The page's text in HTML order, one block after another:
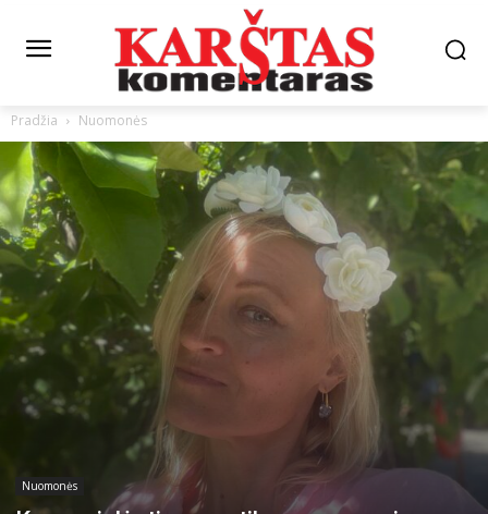
Pradžia Nuomonės
Nuomonės